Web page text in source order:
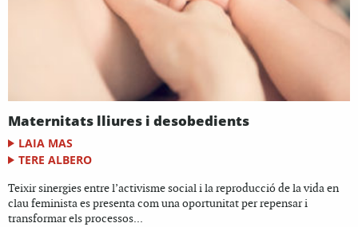
Maternitats lliures i desobedients
LAIA MAS
TERE ALBERO
Teixir sinergies entre l’activisme social i la reproducció de la vida en
clau feminista es presenta com una oportunitat per repensar i
transformar els processos...